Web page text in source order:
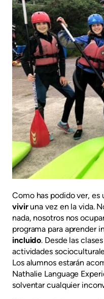
Como has podido ver,
viviruna vez en la vida.
nada, nosotros nos
programa para aprender
incluido. Desde las
actividades
Los alumnos estarán
Nathalie Language
solventar cualquier